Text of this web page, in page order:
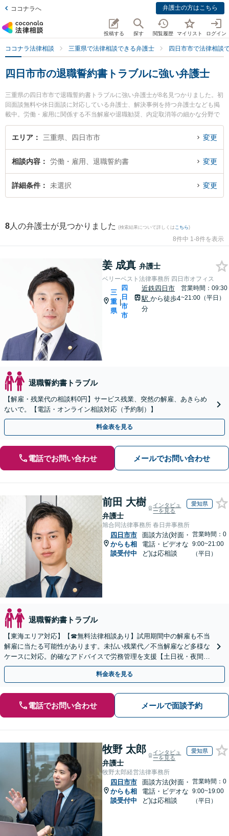
ココナラへ 弁護士の方はこちら
投稿する 探す 閲覧履歴 マイリスト ログイン
ココナラ法律相談 三重県で法律相談できる弁護士 四日市市で法律相談
四日市市の退職誓約書トラブルに強い弁護士
三重県の四日市市で退職誓約書トラブルに強い弁護士が8名見つかりました。初
回面談無料や休日面談に対応している弁護士、解決事例を持つ弁護士なども掲
載中。労働・雇用に関係する不当解雇や退職勧奨、内定取消等の細かな分野で
の絞り込み検索もでき便利です。特にベリーベスト法律事務所 四日市オフィス
の姜 成真弁護士や杉岡法律事務所の杉岡 弘章弁護士、レジリエンス法律事務所
ぐに弁護士に相談したい』『退職誓約書トラブルのトラブル解決の実績豊富な
近くの弁護士を検索したい』『初回相談無料で退職誓約書トラブルを法律相談
できる四日市市内の弁護士に相談予約したい』などでお困りの相談者さんにお
エリア 三重県、四日市市 変更
相談内容 労働・雇用、退職誓約書 変更
詳細条件 未選択 変更
8 人の弁護士が見つかりました (検索結果について詳しくは こちら)
8件中 1-8件を表示
姜 成真 弁護士
ベリーベスト法律事務所 四日市オフィス
三
重
県
|
四
日
市
市
近鉄四日市
駅 から徒歩4
分
営業時間：09:30
~21:00（平日）
退職誓約書トラブル
【解雇・残業代の相談料0円】サービス残業、突然の解雇、あきらめ
ないで。【電話・オンライン相談対応（予約制）】
料金表を見る
電話でお問い合わせ メールでお問い合わせ
前田 大樹
弁護士
インタビュ
ーを見る
愛知県
旭合同法律事務所 春日井事務所
四日市市
からも相
談受付中
面談方法(対面・
電話・ビデオな
ど)は応相談
営業時間：0
9:00~21:00
（平日）
退職誓約書トラブル
【東海エリア対応】【☎︎無料法律相談あり】試用期間中の解雇も不当
解雇に当たる可能性があります。未払い残業代／不当解雇など多様な
ケースに対応。的確なアドバイスで労務管理を支援【土日祝・夜間対
応】【オンライン面談可】【完全個室】
料金表を見る
電話でお問い合わせ メールで面談予約
牧野 太郎
弁護士
インタビュ
ーを見る
愛知県
牧野太郎経営法律事務所
四日市市
からも相
談受付中
面談方法(対面・
電話・ビデオな
ど)は応相談
営業時間：0
9:00~19:00
（平日）